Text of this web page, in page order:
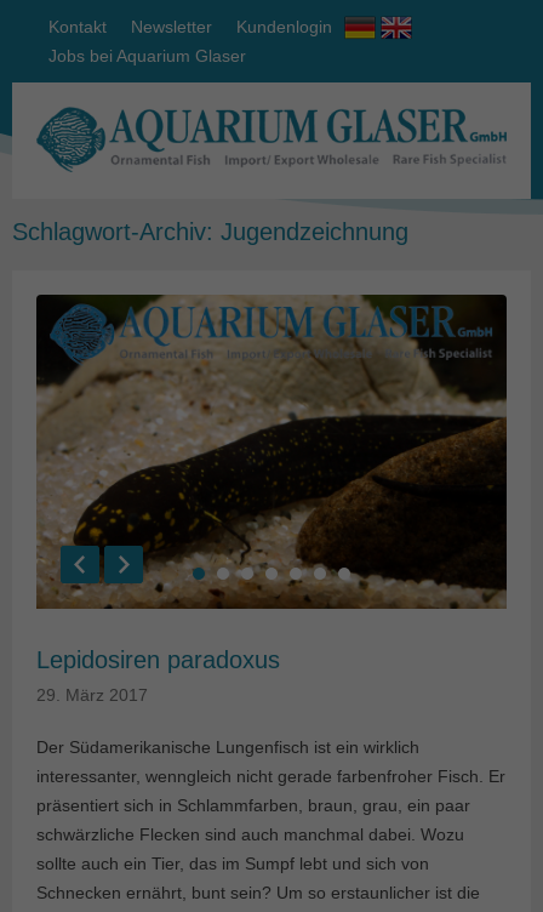
Kontakt Newsletter
Kundenlogin
Jobs bei Aquarium Glaser
Schlagwort-Archiv: Jugendzeichnung
Lepidosiren paradoxus
29. März 2017
Der Südamerikanische Lungenfisch ist ein wirklich
interessanter, wenngleich nicht gerade farbenfroher Fisch. Er
präsentiert sich in Schlammfarben, braun, grau, ein paar
schwärzliche Flecken sind auch manchmal dabei. Wozu
sollte auch ein Tier, das im Sumpf lebt und sich von
Schnecken ernährt, bunt sein? Um so erstaunlicher ist die